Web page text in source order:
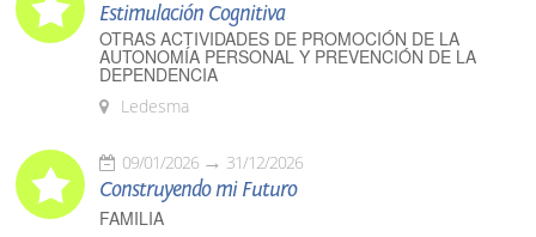
Estimulación Cognitiva
OTRAS ACTIVIDADES DE PROMOCIÓN DE LA
AUTONOMÍA PERSONAL Y PREVENCIÓN DE LA
DEPENDENCIA
Ledesma
09/01/2026 31/12/2026
Construyendo mi Futuro
FAMILIA